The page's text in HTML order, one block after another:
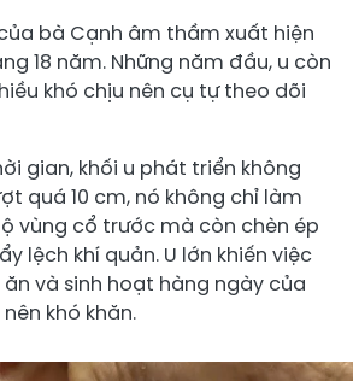
bà Cạnh âm thầm xuất hiện
18 năm. Những năm đầu, u còn
khó chịu nên cụ tự theo dõi
gian, khối u phát triển không
quá 10 cm, nó không chỉ làm
vùng cổ trước mà còn chèn ép
lệch khí quản. U lớn khiến việc
và sinh hoạt hàng ngày của
khó khăn.